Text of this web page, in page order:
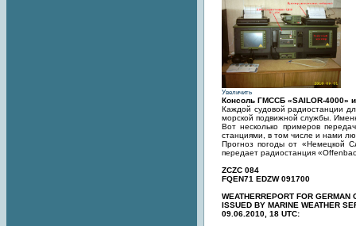
Увеличить
Консоль ГМССБ «SAILOR-4000»
Каждой судовой радиостанции
морской подвижной службы.
Вот несколько примеров
станциями, в том числе и нами
Прогноз погоды от «Немецкой
передает радиостанция
ZCZC 084
FQEN71 EDZW 091700
WEATHERREPORT FOR GERMAN
ISSUED BY MARINE WEATHER
09.06.2010, 18 UTC: